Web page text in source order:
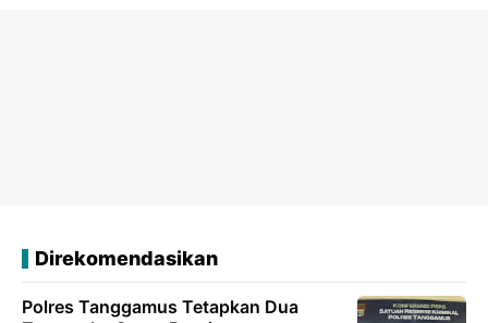
Direkomendasikan
Polres Tanggamus Tetapkan Dua